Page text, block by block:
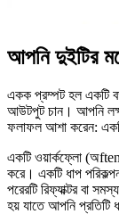
আপনি দুইটির
একক প্রম্পট হল একটি
আউটপুট চান। আপনি
ফলাফল আশা করেন:
একটি ওয়ার্কফ্লো
করে। একটি ধাপ
পরেরটি রিফ্যাক্টর বা
হয় যাতে আপনি প্রতিটি